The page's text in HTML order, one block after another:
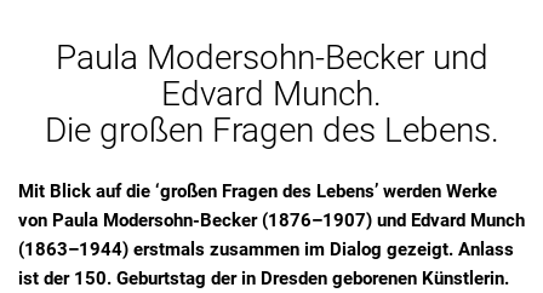
Paula Modersohn-Becker und
Edvard Munch.
Die großen Fragen des Lebens.
Mit Blick auf die ‘großen Fragen des Lebens’ werden Werke
von Paula Modersohn-Becker (1876–1907) und Edvard Munch
(1863–1944) erstmals zusammen im Dialog gezeigt. Anlass
ist der 150. Geburtstag der in Dresden geborenen Künstlerin.